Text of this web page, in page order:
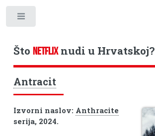
Što NETFLIXnudi u Hrvatskoj?
Antracit
Izvorni naslov: Anthracite
serija, 2024.